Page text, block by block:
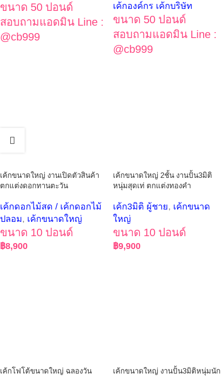
ขนาด 50 ปอนด์
สอบถามแอดมิน Line :
@cb999
เค้กองค์กร เค้กบริษัท
ขนาด 50 ปอนด์
สอบถามแอดมิน Line :
@cb999
เค้กขนาดใหญ่ งานเปิดตัวสินค้า
ตกแต่งดอกทานตะวัน
เค้กดอกไม้สด / เค้กดอกไม้
ปลอม, เค้กขนาดใหญ่
ขนาด 10 ปอนด์
฿8,900
เค้กขนาดใหญ่ 2ชั้น งานปั้น3มิติ
หนุ่มสุดเท่ ตกแต่งทองคำ
เค้ก3มิติ ผู้ชาย, เค้กขนาด
ใหญ่
ขนาด 10 ปอนด์
฿9,900
เค้กโฟโต้ขนาดใหญ่ ฉลองวัน
เค้กขนาดใหญ่ งานปั้น3มิติหนุ่มนัก